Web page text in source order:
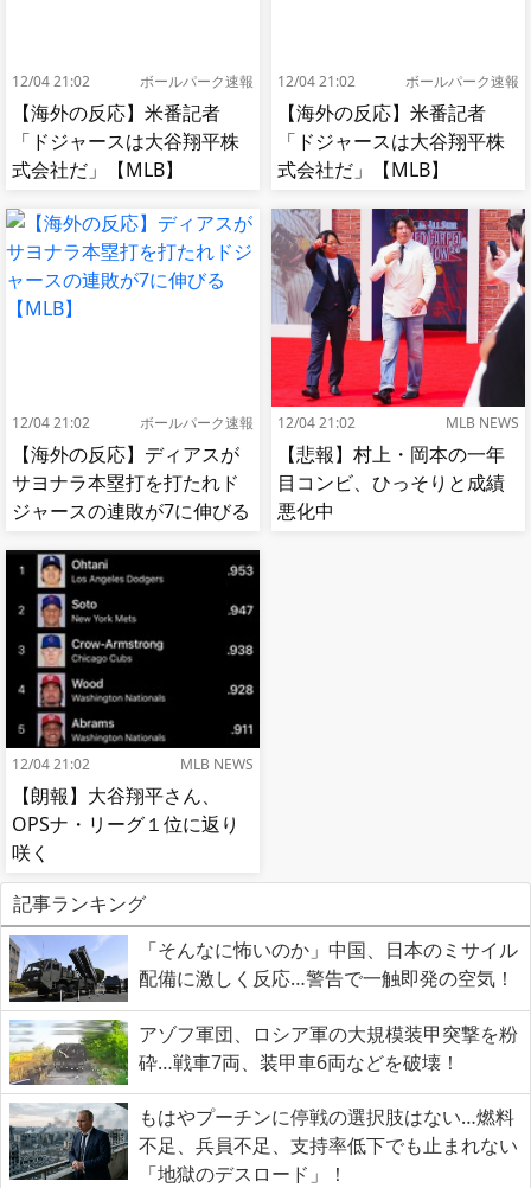
12/04 21:02 ボールパーク速報
【海外の反応】米番記者
「ドジャースは大谷翔平株
式会社だ」【MLB】
12/04 21:02 ボールパーク速報
【海外の反応】米番記者
「ドジャースは大谷翔平株
式会社だ」【MLB】
12/04 21:02 ボールパーク速報
【海外の反応】ディアスが
サヨナラ本塁打を打たれド
ジャースの連敗が7に伸びる
12/04 21:02 MLB NEWS
【悲報】村上・岡本の一年
目コンビ、ひっそりと成績
悪化中
12/04 21:02 MLB NEWS
【朗報】大谷翔平さん、
OPSナ・リーグ１位に返り
咲く
記事ランキング
「そんなに怖いのか」中国、日本のミサイル
配備に激しく反応…警告で一触即発の空気！
アゾフ軍団、ロシア軍の大規模装甲突撃を粉
砕…戦車7両、装甲車6両などを破壊！
もはやプーチンに停戦の選択肢はない…燃料
不足、兵員不足、支持率低下でも止まれない
「地獄のデスロード」！